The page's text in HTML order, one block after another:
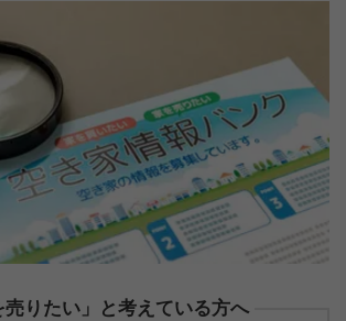
売りたい」と考えている方へ